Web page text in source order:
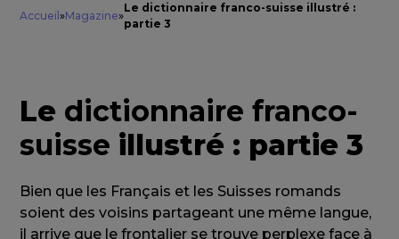
Accueil»Magazine»
Le dictionnaire franco-suisse illustré :
partie 3
Le dictionnaire franco-
suisse illustré : partie 3
Bien que les Français et les Suisses romands
soient des voisins partageant une même langue,
il arrive que le frontalier se trouve perplexe face à